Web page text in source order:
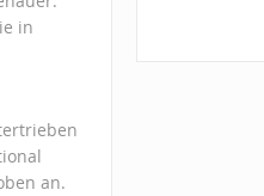
in
an.